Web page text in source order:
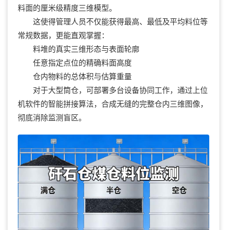
料面的厘米级精度三维模型。
这使得管理人员不仅能获得最高、最低及平均料位等
常规数据，更能直观掌握：
料堆的真实三维形态与表面轮廓
任意指定点位的精确料面高度
仓内物料的总体积与估算重量
对于大型筒仓，可部署多台设备协同工作，通过上位
机软件的智能拼接算法，合成无缝的完整仓内三维图像，
彻底消除监测盲区。